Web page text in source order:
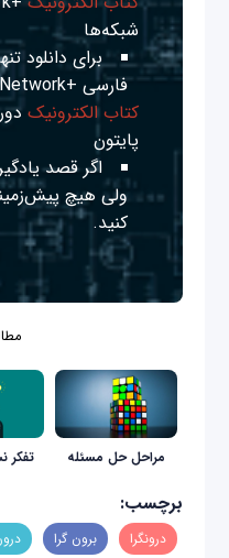
شبکه‌ها
برای دانلود
فارسی +Network
کتاب الکترونیک
پایتون
اگر قصد
ولی هیچ
کنید.
مراحل حل مسئله تفکر
برچسب:
درونگرا برون گرا